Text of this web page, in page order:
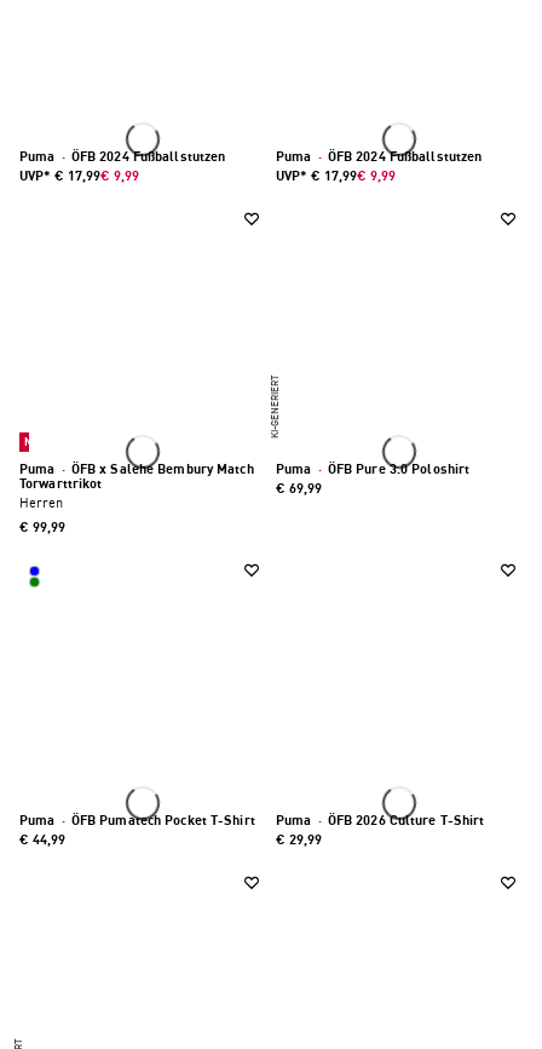
Puma · ÖFB 2024 Fußballstutzen
UVP* € 17,99€ 9,99
Puma · ÖFB 2024 Fußballstutzen
UVP* € 17,99€ 9,99
Neu
Puma · ÖFB x Salehe Bembury Match
Torwarttrikot
Herren
€ 99,99
KI-GENERIERT
Puma · ÖFB Pure 3.0 Poloshirt
€ 69,99
Puma · ÖFB Pumatech Pocket T-Shirt
€ 44,99
Puma · ÖFB 2026 Culture T-Shirt
€ 29,99